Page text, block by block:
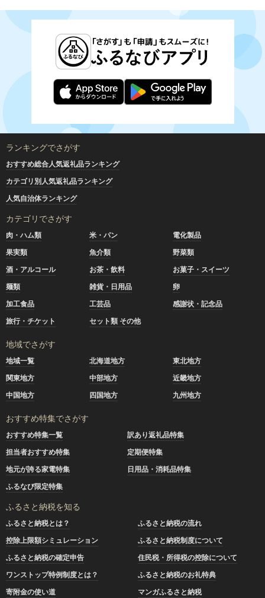
ランキングでさがす
おすすめ総合人気返礼品ランキング
カテゴリ別人気返礼品ランキング
人気自治体ランキング
カテゴリでさがす
肉・ハム類 米・パン
電化製品
果実類
魚介類
野菜類
酒・アルコール
お茶・飲料
お菓子・スイーツ
麺類
雑貨・日用品
卵
加工食品
工芸品
感謝状・記念品
旅行・チケット
セット類 その他
地域でさがす
地域一覧 北海道地方
東北地方
関東地方
中部地方
近畿地方
中国地方
四国地方 九州地方
おすすめ特集でさがす
おすすめ特集一覧
訳あり返礼品特集
担当者おすすめ特集
定期便特集
地元が誇る家電特集
日用品・消耗品特集
ふるなび限定特集
ふるさと納税を知る
ふるさと納税とは？
ふるさと納税の流れ
控除上限額シミュレーション
ふるさと納税制度について
ふるさと納税の確定申告
住民税・所得税の控除について
ワンストップ特例制度とは？
ふるさと納税のお礼特典
寄附金の使い道
マンガふるさと納税